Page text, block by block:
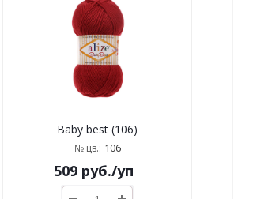
Baby best (106)
№ цв.: 106
509руб./уп